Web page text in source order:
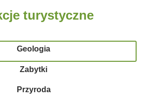
turystyczne
Geologia
Zabytki
Przyroda